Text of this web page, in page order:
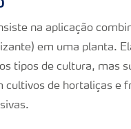
na aplicação
em uma planta.
tipos de cultura, mas
cultivos de hortaliças e